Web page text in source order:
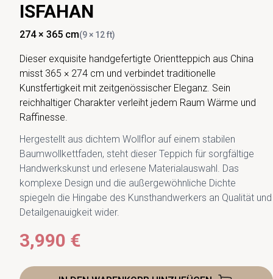
ISFAHAN
274 × 365 cm(9 × 12 ft)
Dieser exquisite handgefertigte Orientteppich aus China
misst 365 × 274 cm und verbindet traditionelle
Kunstfertigkeit mit zeitgenössischer Eleganz. Sein
reichhaltiger Charakter verleiht jedem Raum Wärme und
Raffinesse.
Hergestellt aus dichtem Wollflor auf einem stabilen
Baumwollkettfaden, steht dieser Teppich für sorgfältige
Handwerkskunst und erlesene Materialauswahl. Das
komplexe Design und die außergewöhnliche Dichte
spiegeln die Hingabe des Kunsthandwerkers an Qualität und
Detailgenauigkeit wider.
3,990 €